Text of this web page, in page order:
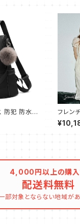
防犯 防水
ショルダー
マザーズバ
フレン
キャミ
4,000円以上の購入
配送料無料
部対象とならない地域が